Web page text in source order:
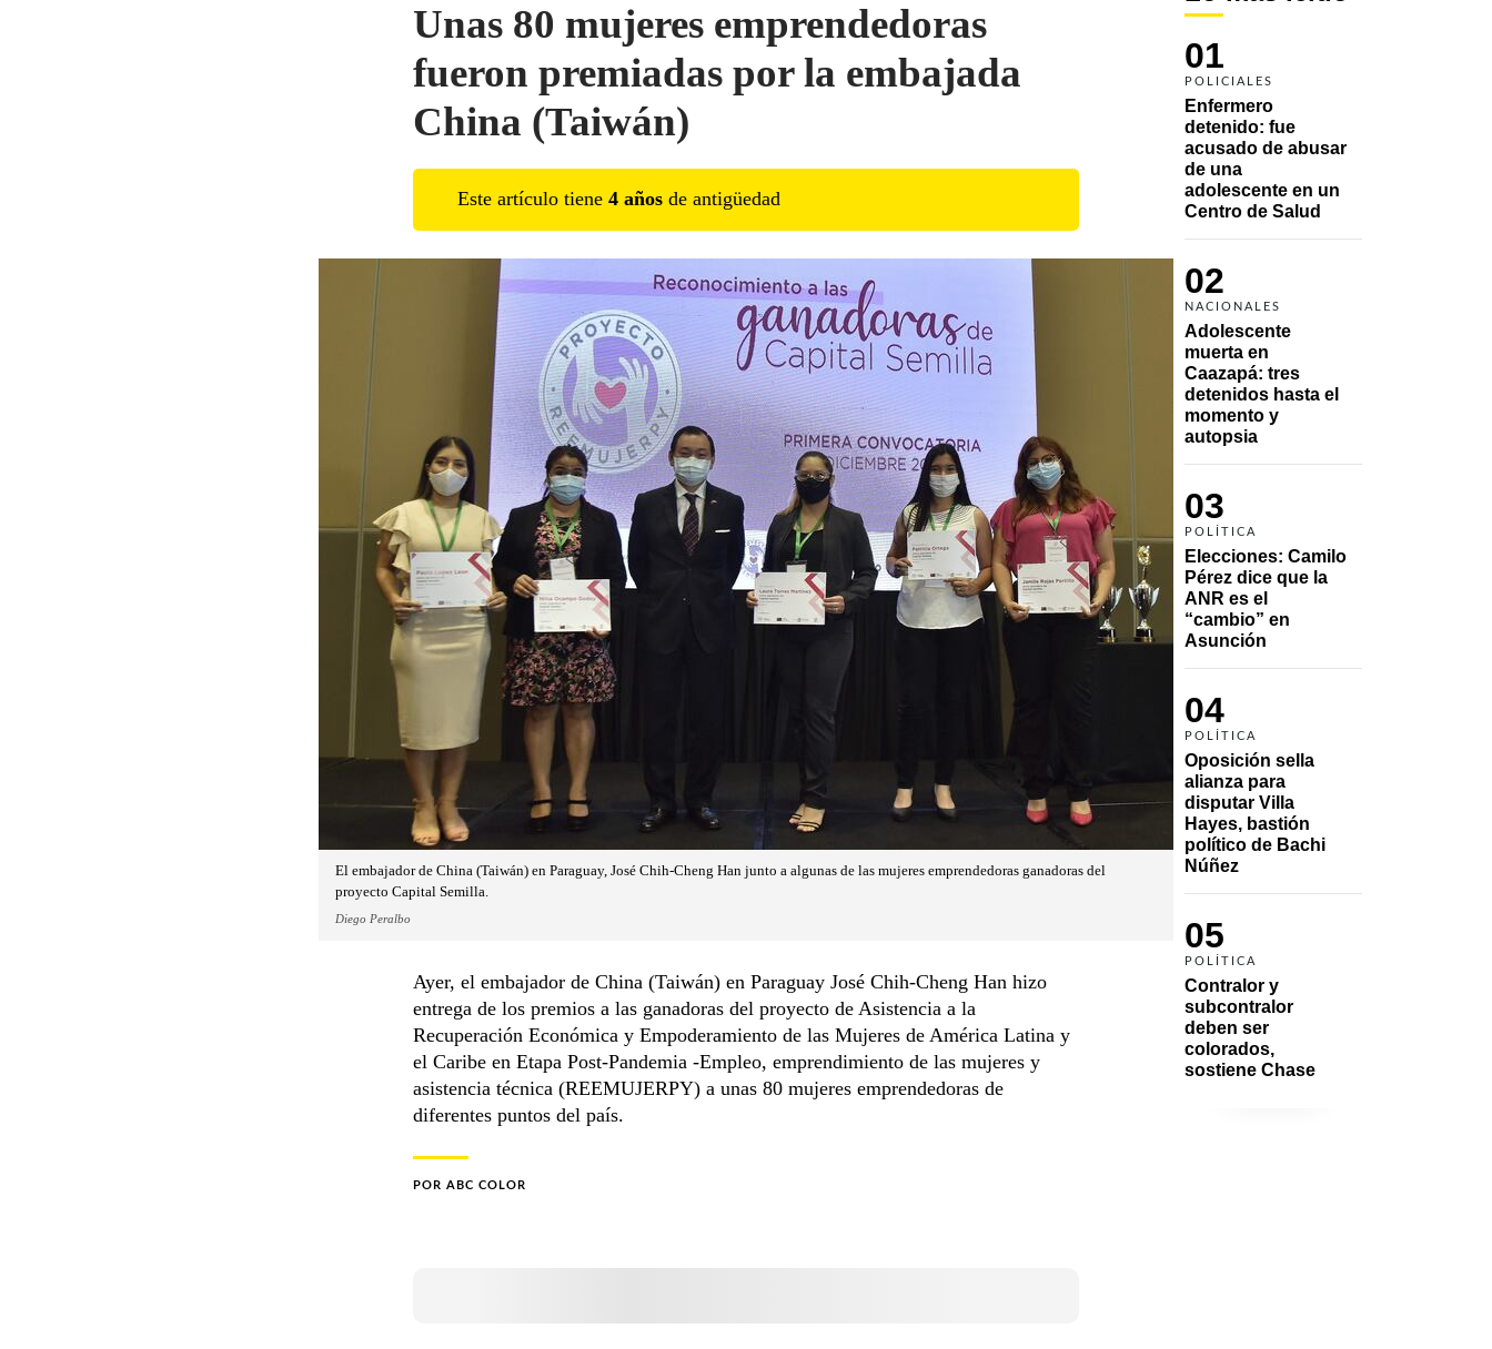
01
POLICIALES
Enfermero
detenido: fue
acusado de abusar
de una
adolescente en un
Centro de Salud
02
NACIONALES
Adolescente
muerta en
Caazapá: tres
detenidos hasta el
momento y
autopsia
03
POLÍTICA
Elecciones: Camilo
Pérez dice que la
ANR es el
“cambio” en
Asunción
04
POLÍTICA
Oposición sella
alianza para
disputar Villa
Hayes, bastión
político de Bachi
Núñez
05
POLÍTICA
Contralor y
subcontralor
deben ser
colorados,
sostiene Chase
Unas 80 mujeres emprendedoras
fueron premiadas por la embajada
China (Taiwán)
Este artículo tiene 4 años de antigüedad
El embajador de China (Taiwán) en Paraguay, José Chih-Cheng Han junto a algunas de las mujeres emprendedoras ganadoras del
proyecto Capital Semilla.
Diego Peralbo
Ayer, el embajador de China (Taiwán) en Paraguay José Chih-Cheng Han hizo
entrega de los premios a las ganadoras del proyecto de Asistencia a la
Recuperación Económica y Empoderamiento de las Mujeres de América Latina y
el Caribe en Etapa Post-Pandemia -Empleo, emprendimiento de las mujeres y
asistencia técnica (REEMUJERPY) a unas 80 mujeres emprendedoras de
diferentes puntos del país.
POR ABC COLOR